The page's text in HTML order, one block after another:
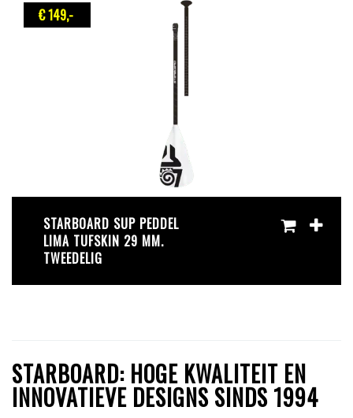
€ 149,-
STARBOARD SUP PEDDEL
LIMA TUFSKIN 29 MM.
TWEEDELIG
STARBOARD: HOGE KWALITEIT EN
INNOVATIEVE DESIGNS SINDS 1994